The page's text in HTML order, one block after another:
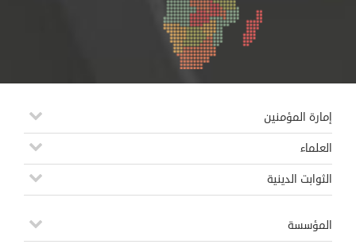
إمارة المؤمنين
العلماء
الثوابت الدينية
المؤسسة